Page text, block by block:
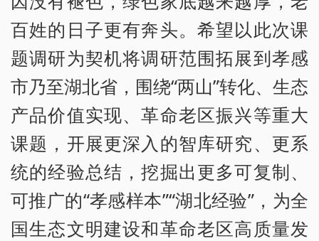
百姓的日子更有奔头。希望以此次课
题调研为契机将调研范围拓展到孝感
市乃至湖北省，围绕“两山”转化、生态
产品价值实现、革命老区振兴等重大
课题，开展更深入的智库研究、更系
统的经验总结，挖掘出更多可复制、
可推广的“孝感样本”“湖北经验”，为全
国生态文明建设和革命老区高质量发